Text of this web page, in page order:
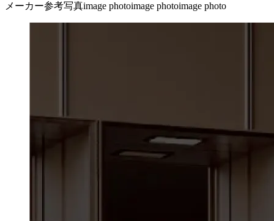
メーカー参考写真image photoimage photoimage photo